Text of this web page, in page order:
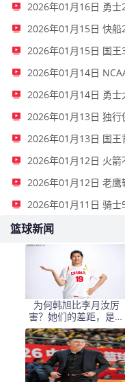
篮球新闻
为何韩旭比李月汝厉
害？她们的差距，是张
子宇选秀顺位暴跌的原
因